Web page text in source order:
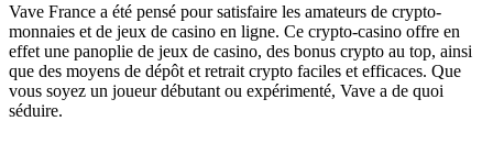
Vave France a été pensé pour satisfaire les amateurs de crypto-
monnaies et de jeux de casino en ligne. Ce crypto-casino offre en
effet une panoplie de jeux de casino, des bonus crypto au top, ainsi
que des moyens de dépôt et retrait crypto faciles et efficaces. Que
vous soyez un joueur débutant ou expérimenté, Vave a de quoi
séduire.